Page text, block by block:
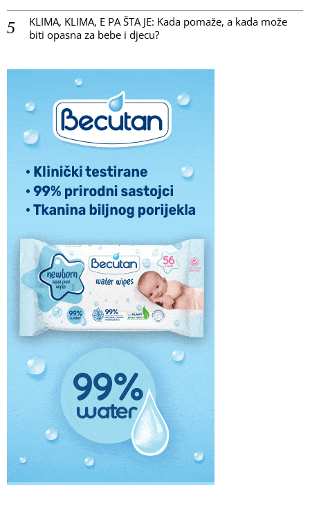
KLIMA, KLIMA, E PA ŠTA JE: Kada pomaže, a kada može
biti opasna za bebe i djecu?